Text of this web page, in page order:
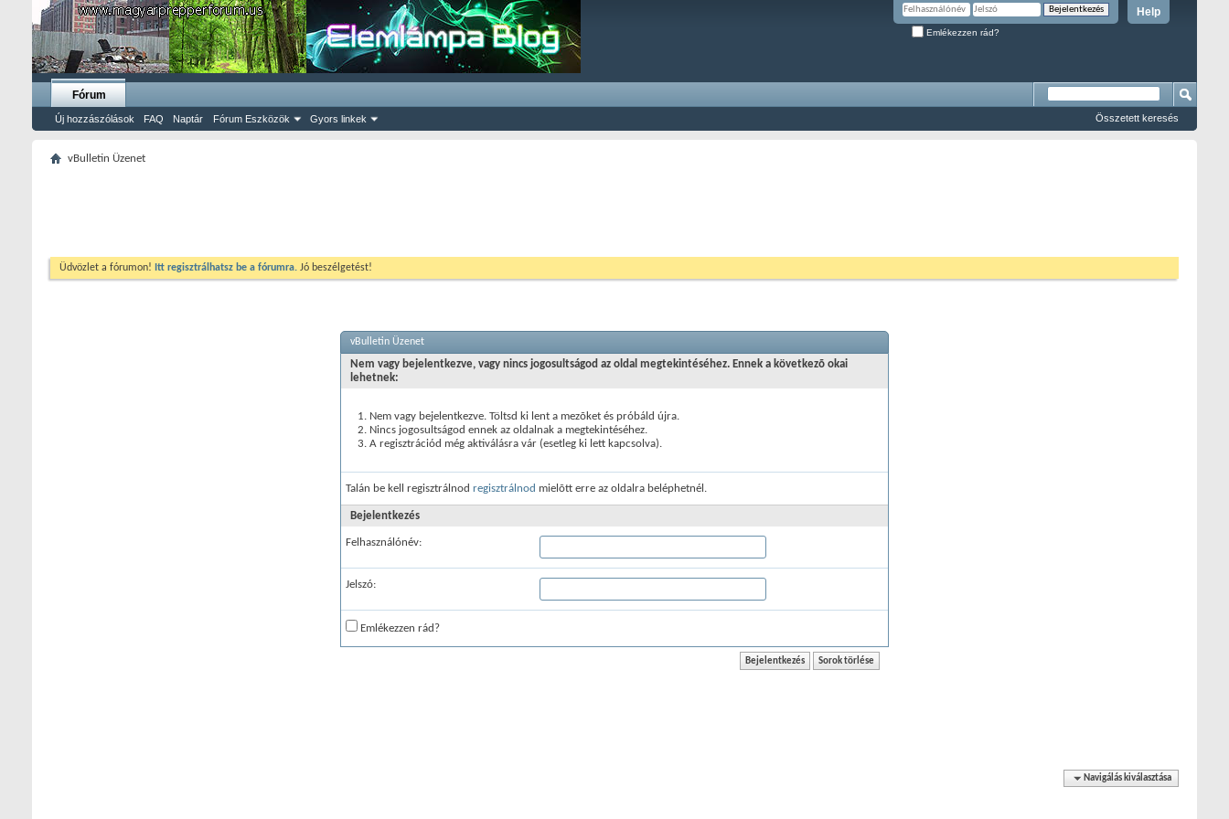
Help
Emlékezzen rád?
Fórum
Új hozzászólások FAQ Naptár Fórum Eszközök Gyors linkek Összetett keresés
vBulletin Üzenet
Üdvözlet a fórumon! Itt regisztrálhatsz be a fórumra. Jó beszélgetést!
vBulletin Üzenet
Nem vagy bejelentkezve, vagy nincs jogosultságod az oldal megtekintéséhez. Ennek a következõ okai
lehetnek:
Nem vagy bejelentkezve. Töltsd ki lent a mezõket és próbáld újra.
Nincs jogosultságod ennek az oldalnak a megtekintéséhez.
A regisztrációd még aktiválásra vár (esetleg ki lett kapcsolva).
Talán be kell regisztrálnod regisztrálnod mielõtt erre az oldalra beléphetnél.
Bejelentkezés
Felhasználónév:
Jelszó:
Emlékezzen rád?
Navigálás kiválasztása